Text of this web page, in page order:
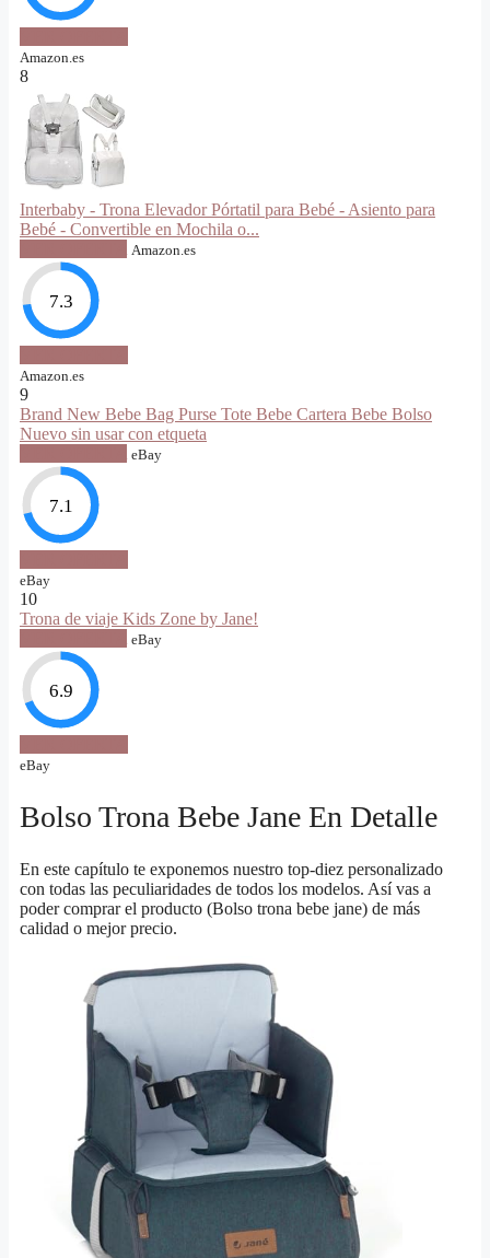
Amazon.es
8
Interbaby - Trona Elevador Pórtatil para Bebé - Asiento para
Bebé - Convertible en Mochila o...
Amazon.es
7.3
Amazon.es
9
Brand New Bebe Bag Purse Tote Bebe Cartera Bebe Bolso
Nuevo sin usar con etqueta
eBay
7.1
eBay
10
Trona de viaje Kids Zone by Jane!
eBay
6.9
eBay
Bolso Trona Bebe Jane En Detalle
En este capítulo te exponemos nuestro top-diez personalizado
con todas las peculiaridades de todos los modelos. Así vas a
poder comprar el producto (Bolso trona bebe jane) de más
calidad o mejor precio.